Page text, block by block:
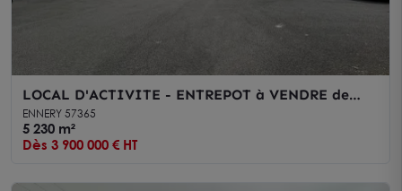
LOCAL D'ACTIVITE - ENTREPOT à VENDRE de
5230 m²
ENNERY 57365
5 230 m²
Dès 3 900 000 € HT